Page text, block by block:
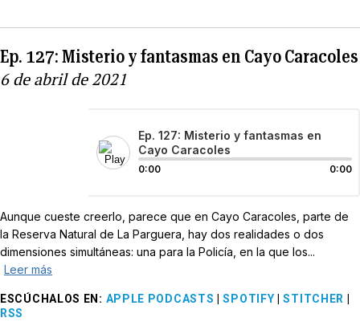
Ep. 127: Misterio y fantasmas en Cayo Caracoles
6 de abril de 2021
Ep. 127: Misterio y fantasmas en
Cayo Caracoles
0:00 0:00
Aunque cueste creerlo, parece que en Cayo Caracoles, parte de
la Reserva Natural de La Parguera, hay dos realidades o dos
dimensiones simultáneas: una para la Policía, en la que los...
Leer más
ESCÚCHALOS EN : APPLE PODCASTS |SPOTIFY |STITCHER
RSS